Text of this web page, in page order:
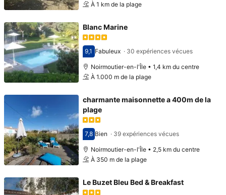
À 1 km de la plage
Blanc Marine
Avec une note de 9,1
9,1 Fabuleux · 30 expériences vécues
Noirmoutier-en-l'Île • 1,4 km du centre
À 1.000 m de la plage
charmante maisonnette a 400m de la
plage
Avec une note de 7,8
7,8 Bien · 39 expériences vécues
Noirmoutier-en-l'Île • 2,5 km du centre
À 350 m de la plage
Le Buzet Bleu Bed & Breakfast